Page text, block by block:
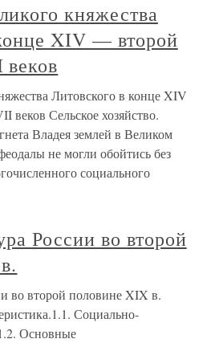
княжества
XIV — второй
Литовского в конце XIV
Сельское хозяйство.
Владея землей в Великом
не могли обойтись без
социального
России во второй
во второй половине XIX в.
Социально-
Основные